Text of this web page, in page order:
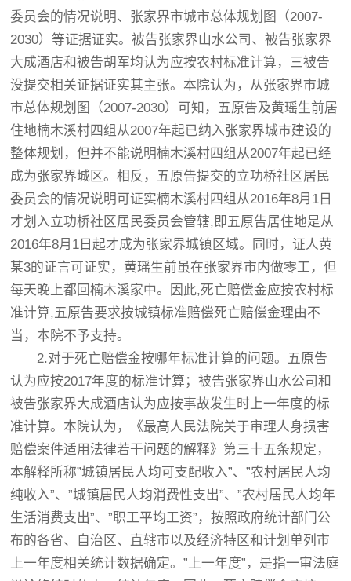
委员会的情况说明、张家界市城市总体规划图（2007-
2030）等证据证实。被告张家界山水公司、被告张家界
大成酒店和被告胡军均认为应按农村标准计算，三被告
没提交相关证据证实其主张。本院认为，从张家界市城
市总体规划图（2007-2030）可知，五原告及黄瑶生前居
住地楠木溪村四组从2007年起已纳入张家界城市建设的
整体规划，但并不能说明楠木溪村四组从2007年起已经
成为张家界城区。相反，五原告提交的立功桥社区居民
委员会的情况说明可证实楠木溪村四组从2016年8月1日
才划入立功桥社区居民委员会管辖,即五原告居住地是从
2016年8月1日起才成为张家界城镇区域。同时，证人黄
某3的证言可证实，黄瑶生前虽在张家界市内做零工，但
每天晚上都回楠木溪家中。因此,死亡赔偿金应按农村标
准计算,五原告要求按城镇标准赔偿死亡赔偿金理由不
当，本院不予支持。
2.对于死亡赔偿金按哪年标准计算的问题。五原告
认为应按2017年度的标准计算；被告张家界山水公司和
被告张家界大成酒店认为应按事故发生时上一年度的标
准计算。本院认为，《最高人民法院关于审理人身损害
赔偿案件适用法律若干问题的解释》第三十五条规定，
本解释所称”城镇居民人均可支配收入”、”农村居民人均
纯收入”、”城镇居民人均消费性支出”、”农村居民人均年
生活消费支出”、”职工平均工资”，按照政府统计部门公
布的各省、自治区、直辖市以及经济特区和计划单列市
上一年度相关统计数据确定。”上一年度”，是指一审法庭